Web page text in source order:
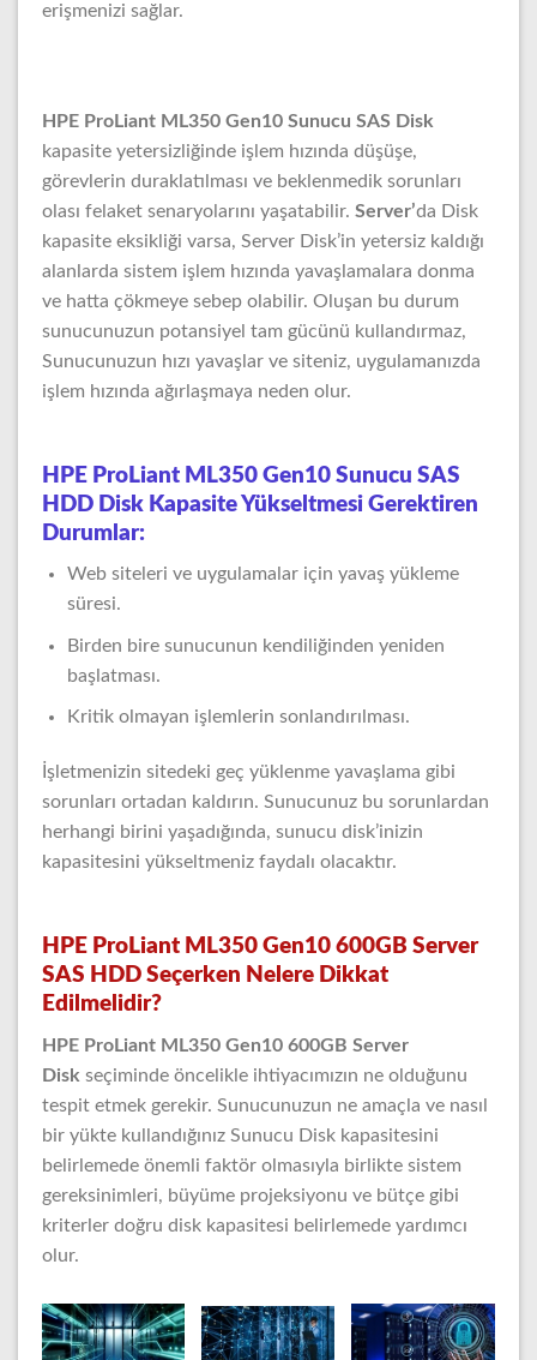
erişmenizi sağlar.
HPE ProLiant ML350 Gen10 Sunucu SAS Disk
kapasite yetersizliğinde işlem hızında düşüşe,
görevlerin duraklatılması ve beklenmedik sorunları
olası felaket senaryolarını yaşatabilir. Server’da Disk
kapasite eksikliği varsa, Server Disk’in yetersiz kaldığı
alanlarda sistem işlem hızında yavaşlamalara donma
ve hatta çökmeye sebep olabilir. Oluşan bu durum
sunucunuzun potansiyel tam gücünü kullandırmaz,
Sunucunuzun hızı yavaşlar ve siteniz, uygulamanızda
işlem hızında ağırlaşmaya neden olur.
HPE ProLiant ML350 Gen10 Sunucu SAS
HDD Disk Kapasite Yükseltmesi Gerektiren
Durumlar:
Web siteleri ve uygulamalar için yavaş yükleme
süresi.
Birden bire sunucunun kendiliğinden yeniden
başlatması.
Kritik olmayan işlemlerin sonlandırılması.
İşletmenizin sitedeki geç yüklenme yavaşlama gibi
sorunları ortadan kaldırın. Sunucunuz bu sorunlardan
herhangi birini yaşadığında, sunucu disk’inizin
kapasitesini yükseltmeniz faydalı olacaktır.
HPE ProLiant ML350 Gen10 600GB Server
SAS HDD Seçerken Nelere Dikkat
Edilmelidir?
HPE ProLiant ML350 Gen10 600GB Server
Disk seçiminde öncelikle ihtiyacımızın ne olduğunu
tespit etmek gerekir. Sunucunuzun ne amaçla ve nasıl
bir yükte kullandığınız Sunucu Disk kapasitesini
belirlemede önemli faktör olmasıyla birlikte sistem
gereksinimleri, büyüme projeksiyonu ve bütçe gibi
kriterler doğru disk kapasitesi belirlemede yardımcı
olur.